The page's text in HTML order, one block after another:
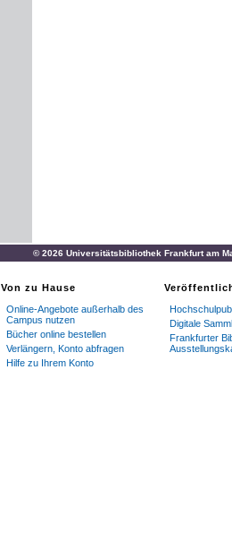
© 2026 Universitätsbibliothek Frankfurt am
Von zu Hause
Online-Angebote außerhalb des
Campus nutzen
Bücher online bestellen
Verlängern, Konto abfragen
Hilfe zu Ihrem Konto
Digitale
Frankfurter